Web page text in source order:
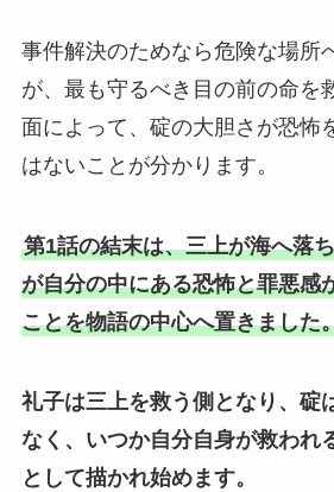
事件解決のためなら危険な場所
が、最も守るべき目の前の命を
面によって、碇の大胆さが恐怖
はないことが分かります。
第1話の結末は、三上が海へ落
が自分の中にある恐怖と罪悪感
ことを物語の中心へ置きました
礼子は三上を救う側となり、碇
なく、いつか自分自身が救われ
として描かれ始めます。